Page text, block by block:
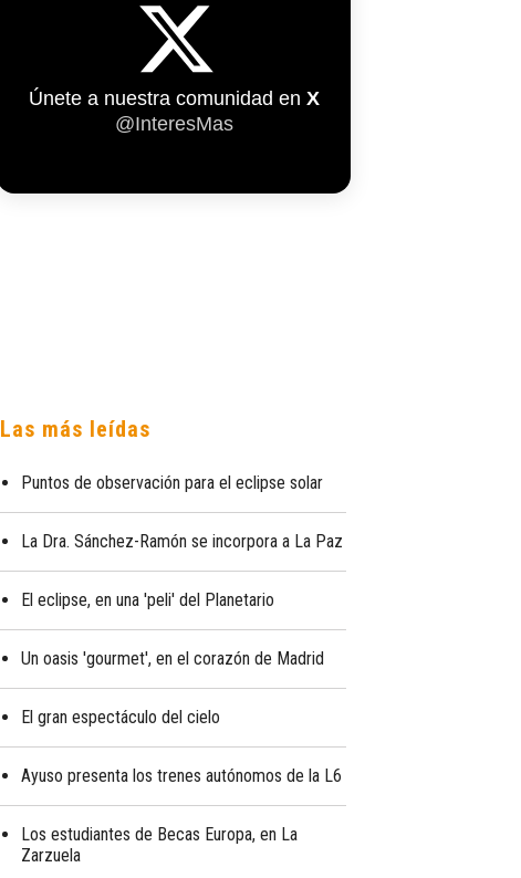
Únete a nuestra comunidad en X
@InteresMas
Las más leídas
Puntos de observación para el eclipse solar
La Dra. Sánchez-Ramón se incorpora a La Paz
El eclipse, en una 'peli' del Planetario
Un oasis 'gourmet', en el corazón de Madrid
El gran espectáculo del cielo
Ayuso presenta los trenes autónomos de la L6
Los estudiantes de Becas Europa, en La
Zarzuela